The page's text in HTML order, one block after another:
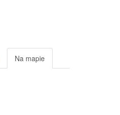
Na mapie